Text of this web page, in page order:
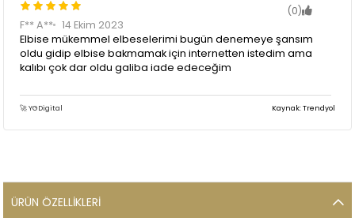
(0)
F** A**
14 Ekim 2023
Elbise mükemmel elbeselerimi bugün denemeye şansım
oldu gidip elbise bakmamak için internetten istedim ama
kalıbı çok dar oldu galiba iade edeceğim
🚀 YGDigital Kaynak: Trendyol
ÜRÜN ÖZELLIKLERI